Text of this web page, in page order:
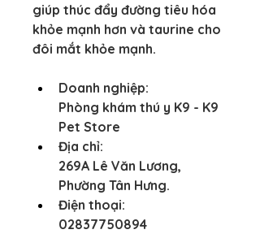
giúp thúc đẩy đường tiêu hóa
khỏe mạnh hơn và taurine cho
đôi mắt khỏe mạnh.
Doanh nghiệp:
Phòng khám thú y K9 - K9
Pet Store
Địa chỉ:
269A Lê Văn Lương,
Phường Tân Hưng.
Điện thoại:
02837750894